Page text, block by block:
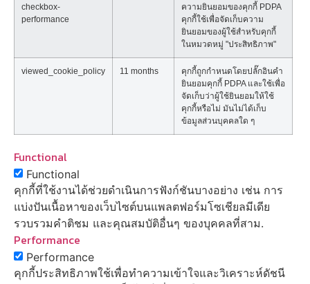
checkbox-
performance
ความยินยอมของคุกกี้ PDPA
คุกกี้ใช้เพื่อจัดเก็บความ
ยินยอมของผู้ใช้สำหรับคุกกี้
ในหมวดหมู่ "ประสิทธิภาพ"
viewed_cookie_policy 11 months
คุกกี้ถูกกำหนดโดยปลั๊กอินคำ
ยินยอมคุกกี้ PDPA และใช้เพื่อ
จัดเก็บว่าผู้ใช้ยินยอมให้ใช้
คุกกี้หรือไม่ มันไม่ได้เก็บ
ข้อมูลส่วนบุคคลใด ๆ
Functional
Functional
คุกกี้ที่ใช้งานได้ช่วยดำเนินการฟังก์ชันบางอย่าง เช่น การ
แบ่งปันเนื้อหาของเว็บไซต์บนแพลตฟอร์มโซเชียลมีเดีย
รวบรวมคำติชม และคุณสมบัติอื่นๆ ของบุคคลที่สาม.
Performance
Performance
คุกกี้ประสิทธิภาพใช้เพื่อทำความเข้าใจและวิเคราะห์ดัชนี